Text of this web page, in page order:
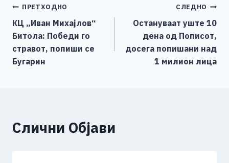
b
o
o
k
n
g
er p
Li
n
k
Навигација
на
напис
ПРЕТХОДНО
КЦ „Иван Михајлов“
Битола: Победи го
стравот, попиши се
Бугарин
СЛЕДНО
Остануваат уште 10
дена од Пописот,
досега попишани над
1 милион лица
Слични Објави